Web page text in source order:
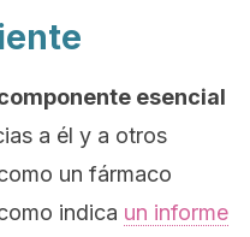
esencial
a él y a otros
un fármaco
indica un informe